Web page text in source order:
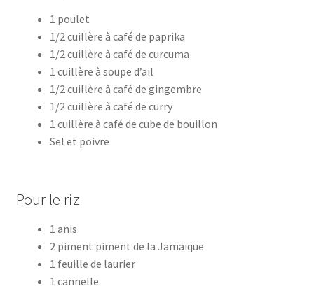
1 poulet
1/2 cuillère à café de paprika
1/2 cuillère à café de curcuma
1 cuillère à soupe d’ail
1/2 cuillère à café de gingembre
1/2 cuillère à café de curry
1 cuillère à café de cube de bouillon
Sel et poivre
Pour le riz
1 anis
2 piment piment de la Jamaïque
1 feuille de laurier
1 cannelle